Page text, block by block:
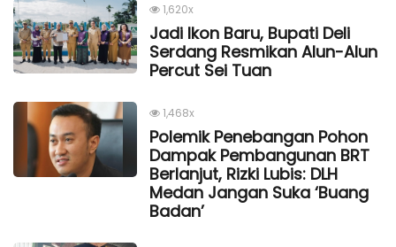
1,620x
Jadi Ikon Baru, Bupati Deli
Serdang Resmikan Alun-Alun
Percut Sei Tuan
1,468x
Polemik Penebangan Pohon
Dampak Pembangunan BRT
Berlanjut, Rizki Lubis: DLH
Medan Jangan Suka ‘Buang
Badan’